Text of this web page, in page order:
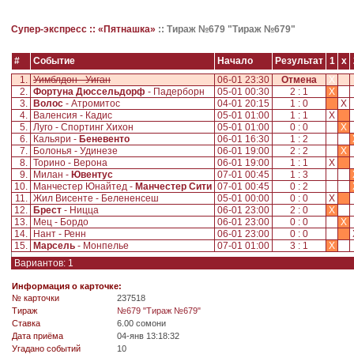
Супер-экспресс :: «Пятнашка» :: Тираж №679 "Тираж №679"
# Событие Начало Результат 1 x
1. Уимблдон - Уиган 06-01 23:30 Отмена
X
2. Фортуна Дюссельдорф - Падерборн 05-01 00:30 2 : 1
X
3.
Волос - Атромитос 04-01 20:15 1 : 0
X
4.
Валенсия - Кадис 05-01 01:00 1 : 1
X
5. Луго - Спортинг Хихон 05-01 01:00 0 : 0
X
6.
Кальяри - Беневенто 06-01 16:30 1 : 2
7.
Болонья - Удинезе 06-01 19:00 2 : 2
X
8. Торино - Верона 06-01 19:00 1 : 1
X
9.
Милан - Ювентус 07-01 00:45 1 : 3
10.
Манчестер Юнайтед - Манчестер Сити 07-01 00:45 0 : 2
11. Жил Висенте - Белененсеш 05-01 00:00 0 : 0
X
12.
Брест - Ницца 06-01 23:00 2 : 0
X
13.
Мец - Бордо 06-01 23:00 0 : 0
X
14.
Нант - Ренн 06-01 23:00 0 : 0
15.
Марсель - Монпелье 07-01 01:00 3 : 1
X
Вариантов: 1
Информация о карточке:
№ карточки
237518
Tираж
№679 "Тираж №679"
Ставка
6.00 сомони
Дата приёма
04-янв 13:18:32
Угадано событий
10